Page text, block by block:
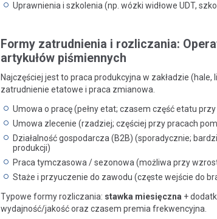
Uprawnienia i szkolenia (np. wózki widłowe UDT,
Formy zatrudnienia i rozliczania:
artykułów piśmiennych
Najczęściej jest to praca produkcyjna w zakładzie
zatrudnienie etatowe i praca zmianowa.
Umowa o pracę (pełny etat; czasem część etatu
Umowa zlecenie (rzadziej; częściej przy pracach
Działalność gospodarcza (B2B) (sporadycznie;
produkcji)
Praca tymczasowa / sezonowa (możliwa przy
Staże i przyuczenie do zawodu (częste wejście do
Typowe formy rozliczania: stawka miesięczna +
wydajność/jakość oraz czasem premia frekwencyjna.